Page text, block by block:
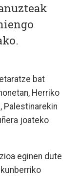
bat
Herriko
Palestinarekin
joateko
eginen dute